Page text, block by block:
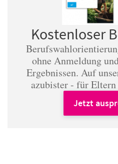
Kostenloser
ohne Anmeldung
Ergebnissen. Auf
azubister - für
Jetzt